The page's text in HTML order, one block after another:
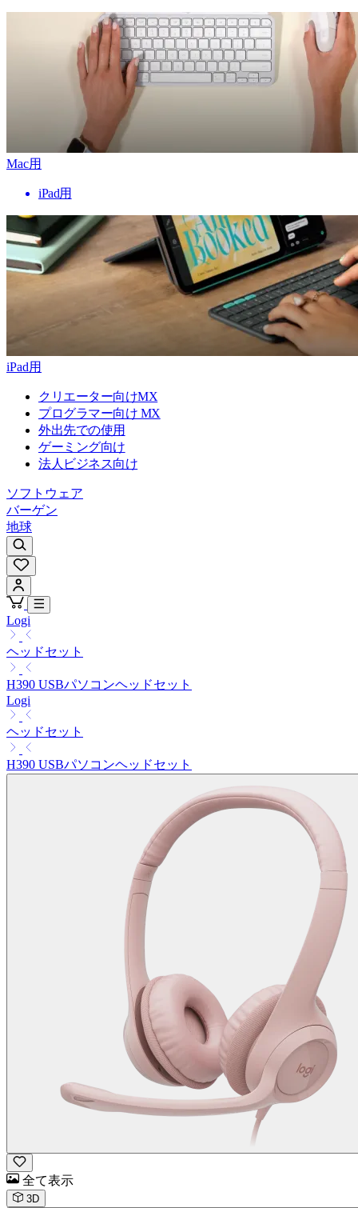
Mac用
iPad用
iPad用
クリエーター向けMX
プログラマー向け MX
外出先での使用
ゲーミング向け
法人ビジネス向け
ソフトウェア
バーゲン
地球
Logi
ヘッドセット
H390 USBパソコンヘッドセット
Logi
ヘッドセット
H390 USBパソコンヘッドセット
全て表示
3D